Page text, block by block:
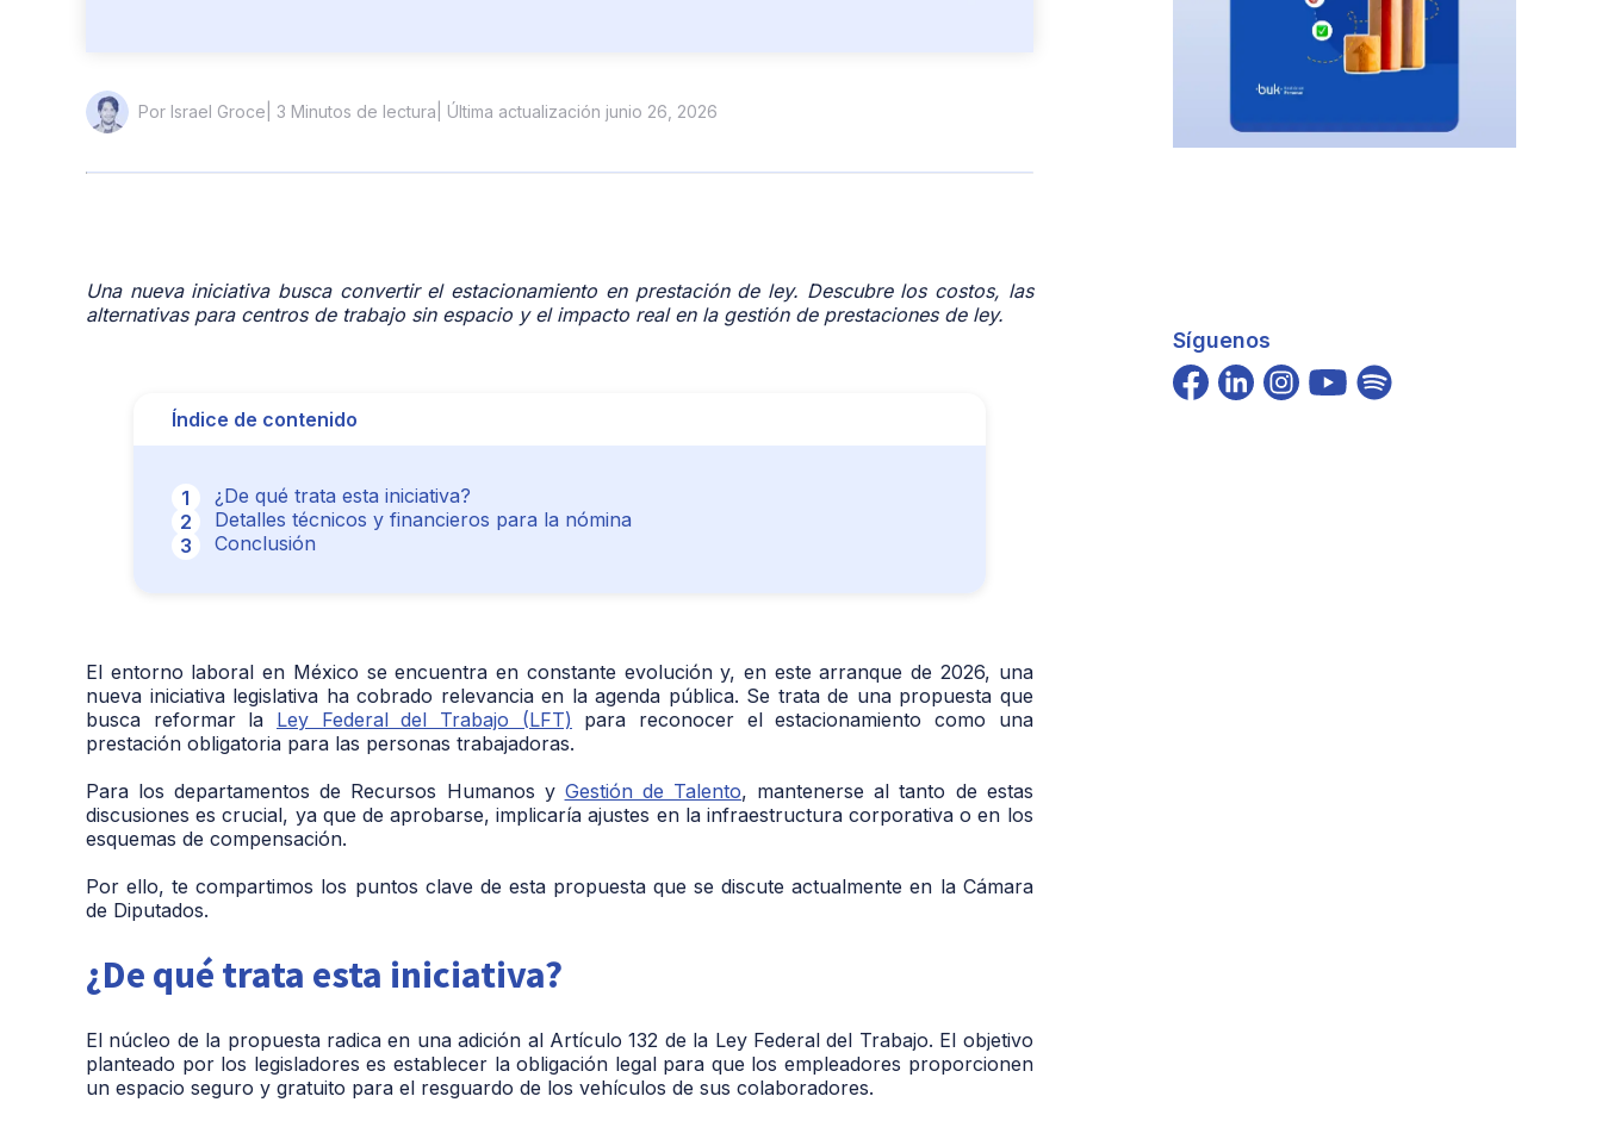
Por Israel Groce | 3 Minutos de lectura | Última actualización junio 26, 2026
Una nueva iniciativa busca convertir el estacionamiento en prestación de ley. Descubre los costos, las
alternativas para centros de trabajo sin espacio y el impacto real en la gestión de prestaciones de ley.
Índice de contenido
¿De qué trata esta iniciativa?
Detalles técnicos y financieros para la nómina
Conclusión
El entorno laboral en México se encuentra en constante evolución y, en este arranque de 2026, una
nueva iniciativa legislativa ha cobrado relevancia en la agenda pública. Se trata de una propuesta que
busca reformar la Ley Federal del Trabajo (LFT) para reconocer el estacionamiento como una
prestación obligatoria para las personas trabajadoras.
Para los departamentos de Recursos Humanos y Gestión de Talento, mantenerse al tanto de estas
discusiones es crucial, ya que de aprobarse, implicaría ajustes en la infraestructura corporativa o en los
esquemas de compensación.
Por ello, te compartimos los puntos clave de esta propuesta que se discute actualmente en la Cámara
de Diputados.
¿De qué trata esta iniciativa?
El núcleo de la propuesta radica en una adición al Artículo 132 de la Ley Federal del Trabajo. El objetivo
planteado por los legisladores es establecer la obligación legal para que los empleadores proporcionen
un espacio seguro y gratuito para el resguardo de los vehículos de sus colaboradores.
Síguenos